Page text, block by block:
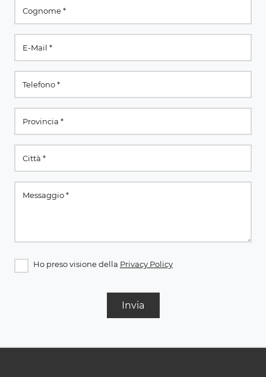
Ho preso visione della Privacy Policy
Invia